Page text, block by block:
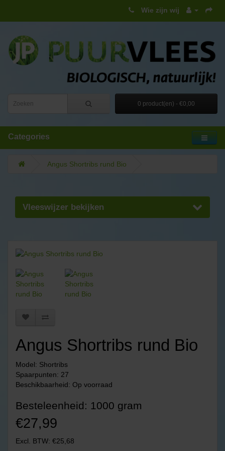
Wie zijn wij
0 product(en) - €0,00
Categories
Angus Shortribs rund Bio
Vleeswijzer bekijken
Angus Shortribs rund Bio
Model: Shortribs
Spaarpunten: 27
Beschikbaarheid: Op voorraad
Besteleenheid: 1000 gram
€27,99
Excl. BTW: €25,68